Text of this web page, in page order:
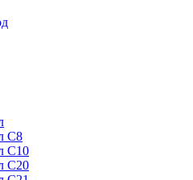
С8
С10
С20